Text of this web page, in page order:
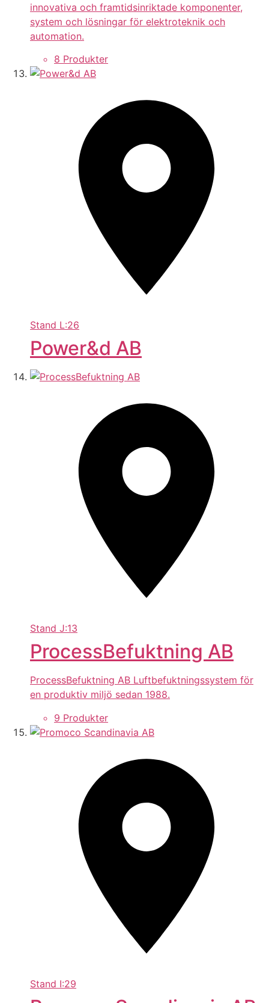
innovativa och framtidsinriktade komponenter,
system och lösningar för elektroteknik och
automation.
8 Produkter
Stand L:26
Power&d AB
Stand J:13
ProcessBefuktning AB
ProcessBefuktning AB Luftbefuktningssystem för
en produktiv miljö sedan 1988.
9 Produkter
Stand I:29